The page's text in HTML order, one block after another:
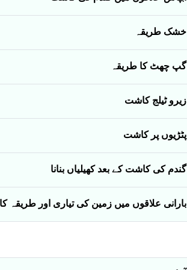
خشک طریقہ
گپ چھٹ کا طریقہ
زیرو ٹیلج کاشت
پٹڑیوں پر کاشت
گندم کی کاشت کے بعد کھیلیاں بنانا
بارانی علاقوں میں زمین کی تیاری اور طریقہ